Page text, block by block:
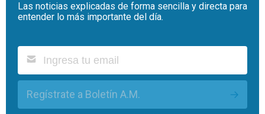
Las noticias explicadas de forma sencilla y directa para
entender lo más importante del día.
Regístrate a Boletín A.M.